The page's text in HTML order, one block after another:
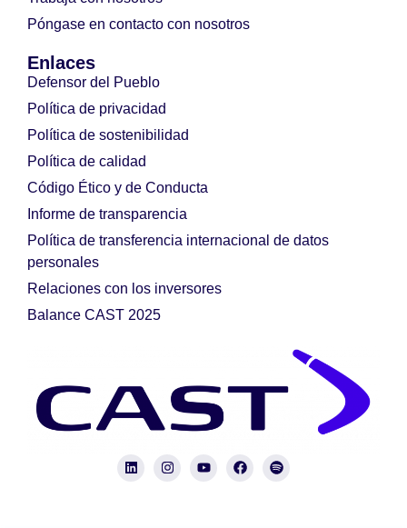
Póngase en contacto con nosotros
Enlaces
Defensor del Pueblo
Política de privacidad
Política de sostenibilidad
Política de calidad
Código Ético y de Conducta
Informe de transparencia
Política de transferencia internacional de datos
personales
Relaciones con los inversores
Balance CAST 2025